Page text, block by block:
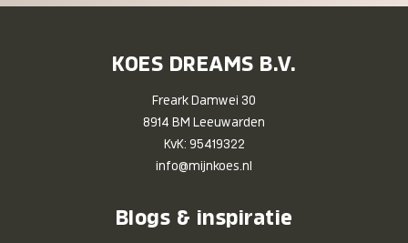
KOES DREAMS B.V.
Freark Damwei 30
8914 BM Leeuwarden
KvK: 95419322
info@mijnkoes.nl
Blogs & inspiratie